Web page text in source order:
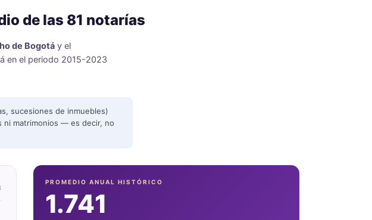
de las 81 notarías
de Bogotá y el
en el periodo 2015-2023
sucesiones de inmuebles)
ni matrimonios — es decir, no
PROMEDIO ANUAL HISTÓRICO
1.741